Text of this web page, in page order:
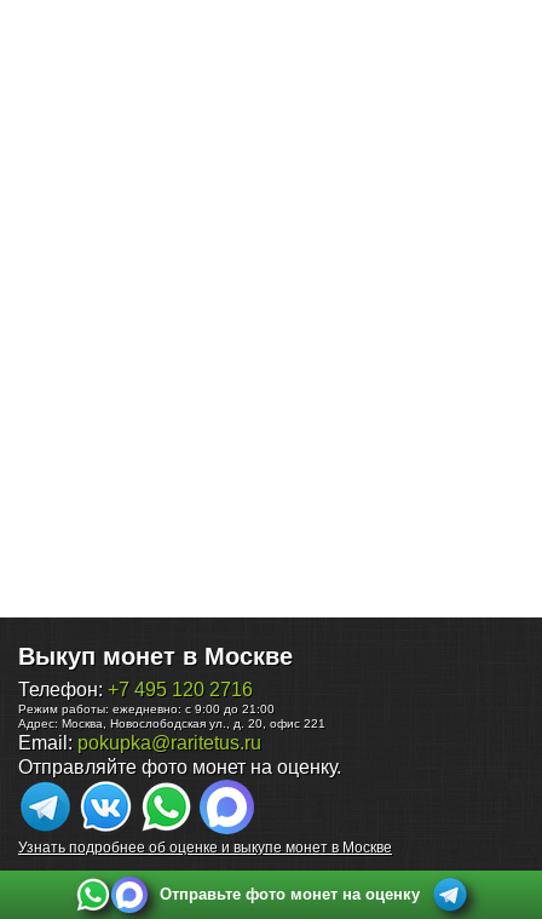
Выкуп монет в Москве
Телефон: +7 495 120 2716
Режим работы: ежедневно: с 9:00 до 21:00
Адрес: Москва Новослободская ул., д. 20, офис 221
Email: pokupka@raritetus.ru
Отправляйте фото монет на оценку.
Узнать подробнее об оценке и выкупе монет в Москве
Отправьте фото монет на оценку